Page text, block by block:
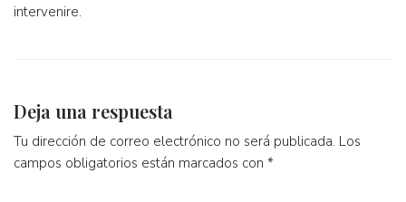
intervenire.
Deja una respuesta
Tu dirección de correo electrónico no será publicada. Los
campos obligatorios están marcados con *